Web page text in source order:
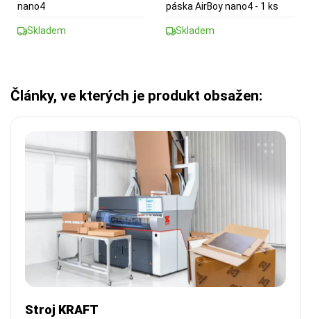
nano4
Skladem
páska AirBoy nano4 - 1 ks
Skladem
Články, ve kterých je produkt obsažen:
Stroj KRAFT